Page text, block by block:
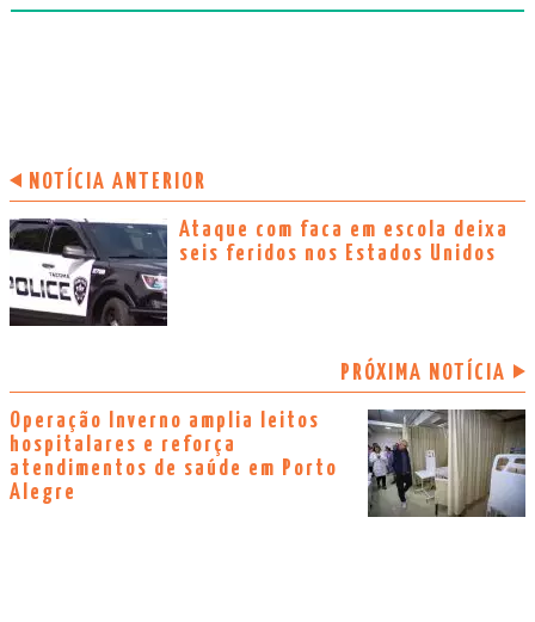
NOTÍCIA ANTERIOR
Ataque com faca em escola deixa
seis feridos nos Estados Unidos
PRÓXIMA NOTÍCIA
Operação Inverno amplia leitos
hospitalares e reforça
atendimentos de saúde em Porto
Alegre